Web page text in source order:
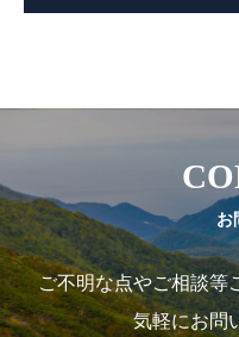
お
ご不明な点やご相談等
気軽にお問